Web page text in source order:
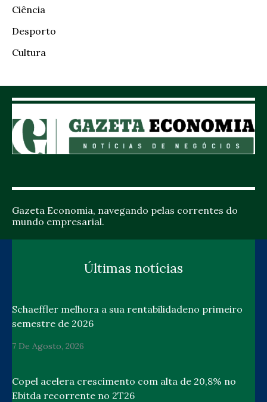
Ciência
Desporto
Cultura
Gazeta Economia, navegando pelas correntes do
mundo empresarial.
Últimas notícias
Schaeffler melhora a sua rentabilidadeno primeiro
semestre de 2026
7 De Agosto, 2026
Copel acelera crescimento com alta de 20,8% no
Ebitda recorrente no 2T26